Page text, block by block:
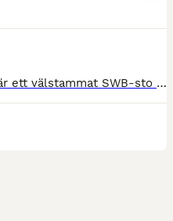
Mississippi E, kallad Maggan, är ett välstammat SWB-sto Köptes av oss för cirka 1,5 år sedan. Tyvärr har det visat sig att hon inte blivit den rätta matchen för mig och min dotter. Maggan är känslig, intelligent och har mycket nerv. När hon känner sig trygg är hon en mjuk, gosig, trevlig och arbetsvillig häst. Vid stress eller osäkerhet kan hon frysa, bli stark och buffl